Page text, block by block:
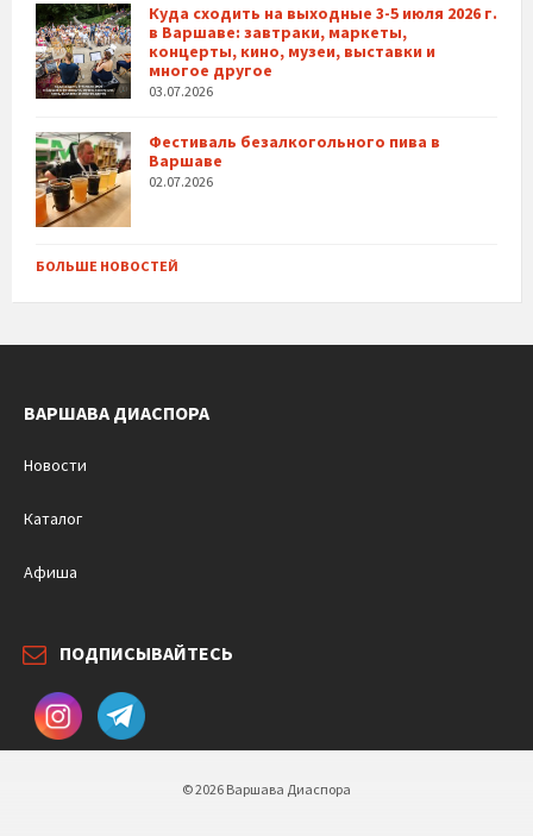
Куда сходить на выходные 3-5 июля 2026 г.
в Варшаве: завтраки, маркеты,
концерты, кино, музеи, выставки и
многое другое
03.07.2026
Фестиваль безалкогольного пива в
Варшаве
02.07.2026
БОЛЬШЕ НОВОСТЕЙ
ВАРШАВА ДИАСПОРА
Новости
Каталог
Афиша
ПОДПИСЫВАЙТЕСЬ
© 2026 Варшава Диаспора